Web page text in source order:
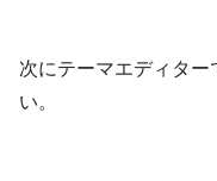
次にテーマエディター
い。